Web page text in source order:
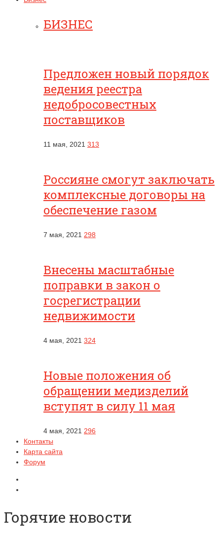
БИЗНЕС
Предложен новый порядок
ведения реестра
недобросовестных
поставщиков
11 мая, 2021 313
Россияне смогут заключать
комплексные договоры на
обеспечение газом
7 мая, 2021 298
Внесены масштабные
поправки в закон о
госрегистрации
недвижимости
4 мая, 2021 324
Новые положения об
обращении медизделий
вступят в силу 11 мая
4 мая, 2021 296
Контакты
Карта сайта
Форум
Горячие новости